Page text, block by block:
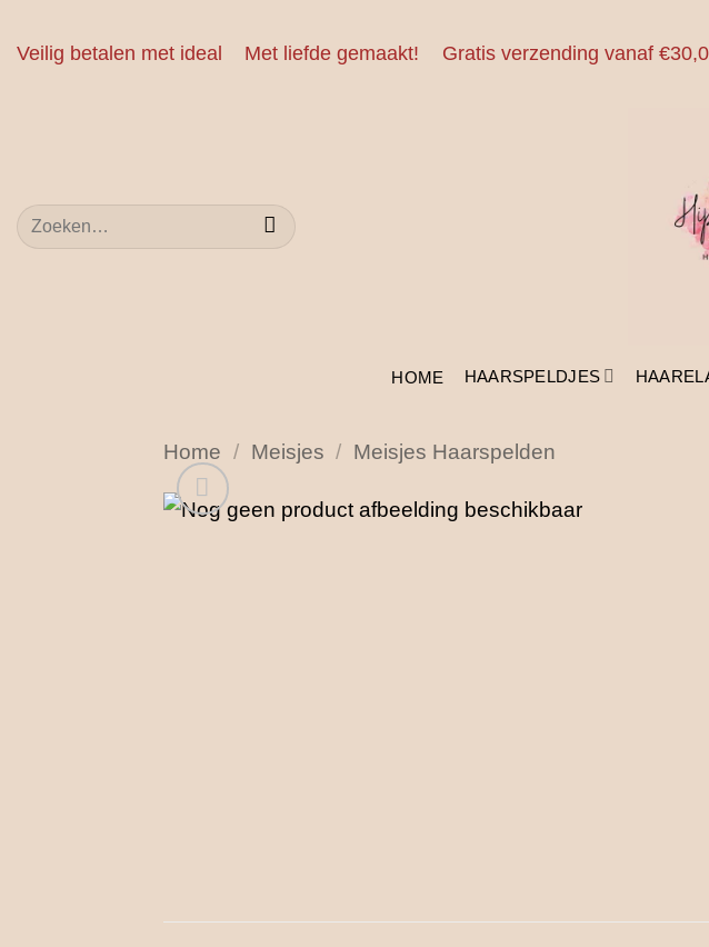
naar
Veilig betalen met ideal Met liefde gemaakt! Gratis verzending vanaf
Zoeken
naar:
HOME HAARSPELDJES
Home / Meisjes / Meisjes Haarspelden